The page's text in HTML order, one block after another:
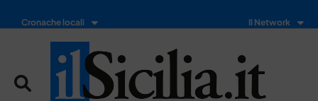
Cronache locali Il Network